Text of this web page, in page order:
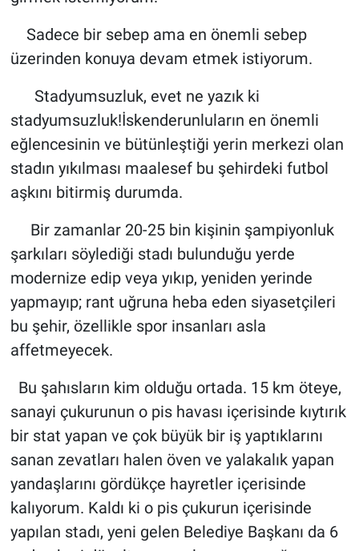
Sadece bir sebep ama en önemli sebep
üzerinden konuya devam etmek istiyorum.
Stadyumsuzluk, evet ne yazık ki
stadyumsuzluk!İskenderunluların en önemli
eğlencesinin ve bütünleştiği yerin merkezi olan
stadın yıkılması maalesef bu şehirdeki futbol
aşkını bitirmiş durumda.
Bir zamanlar 20-25 bin kişinin şampiyonluk
şarkıları söylediği stadı bulunduğu yerde
modernize edip veya yıkıp, yeniden yerinde
yapmayıp; rant uğruna heba eden siyasetçileri
bu şehir, özellikle spor insanları asla
affetmeyecek.
Bu şahısların kim olduğu ortada. 15 km öteye,
sanayi çukurunun o pis havası içerisinde kıytırık
bir stat yapan ve çok büyük bir iş yaptıklarını
sanan zevatları halen öven ve yalakalık yapan
yandaşlarını gördükçe hayretler içerisinde
kalıyorum. Kaldı ki o pis çukurun içerisinde
yapılan stadı, yeni gelen Belediye Başkanı da 6